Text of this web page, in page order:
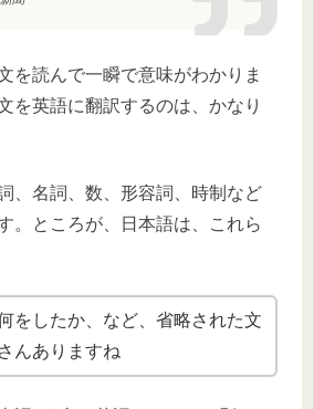
を読んで一瞬で意味がわかりま
を英語に翻訳するのは、かなり
、名詞、数、形容詞、時制など
。ところが、日本語は、これら
をしたか、など、省略された文
んありますね